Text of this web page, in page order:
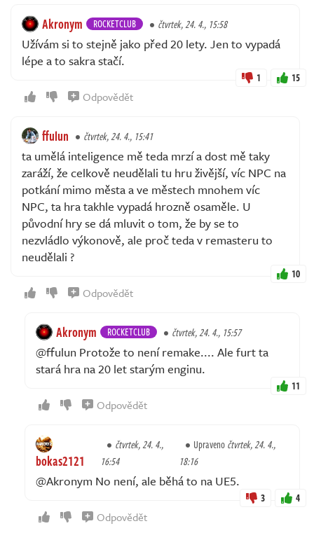
Akronym ROCKETCLUB čtvrtek, 24. 4., 15:58
Užívám si to stejně jako před 20 lety. Jen to vypadá
lépe a to sakra stačí.
1 15
Odpovědět
ffulun čtvrtek, 24. 4., 15:41
ta umělá inteligence mě teda mrzí a dost mě taky
zaráží, že celkově neudělali tu hru živější, víc NPC na
potkání mimo města a ve městech mnohem víc
NPC, ta hra takhle vypadá hrozně osaměle. U
původní hry se dá mluvit o tom, že by se to
nezvládlo výkonově, ale proč teda v remasteru to
neudělali ?
10
Odpovědět
Akronym ROCKETCLUB čtvrtek, 24. 4., 15:57
@ffulun Protože to není remake.... Ale furt ta
stará hra na 20 let starým enginu.
11
Odpovědět
bokas2121
čtvrtek, 24. 4.,
16:54
Upravenočtvrtek, 24. 4.,
18:16
@Akronym No není, ale běhá to na UE5.
3 4
Odpovědět